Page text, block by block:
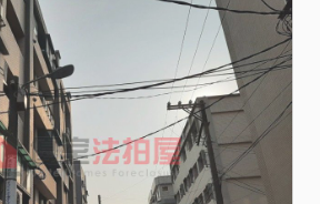
權人查報亦無從確認，而本
件標的不動產登記謄本上記
載之車位為7號，此部分請應
買人自行查明，拍定後不得
以停車位位置不明為由聲請
減少價金或聲請撤銷拍定。
三、本件執行標的有建物，